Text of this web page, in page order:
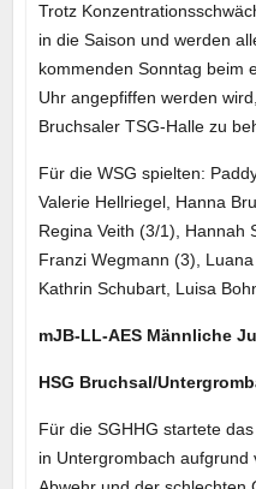
Trotz
in die Saison und werden
kommenden Sonntag beim
Uhr angepfiffen werden
Bruchsaler TSG-Halle zu
Für die WSG spielten:
Valerie Hellriegel, Hanna
Regina Veith (3/1), Hannah
Franzi Wegmann (3),
Kathrin Schubart, Luisa
mJB-LL-AES Männliche
HSG Bruchsal/
Für die SGHHG startete
in Untergrombach